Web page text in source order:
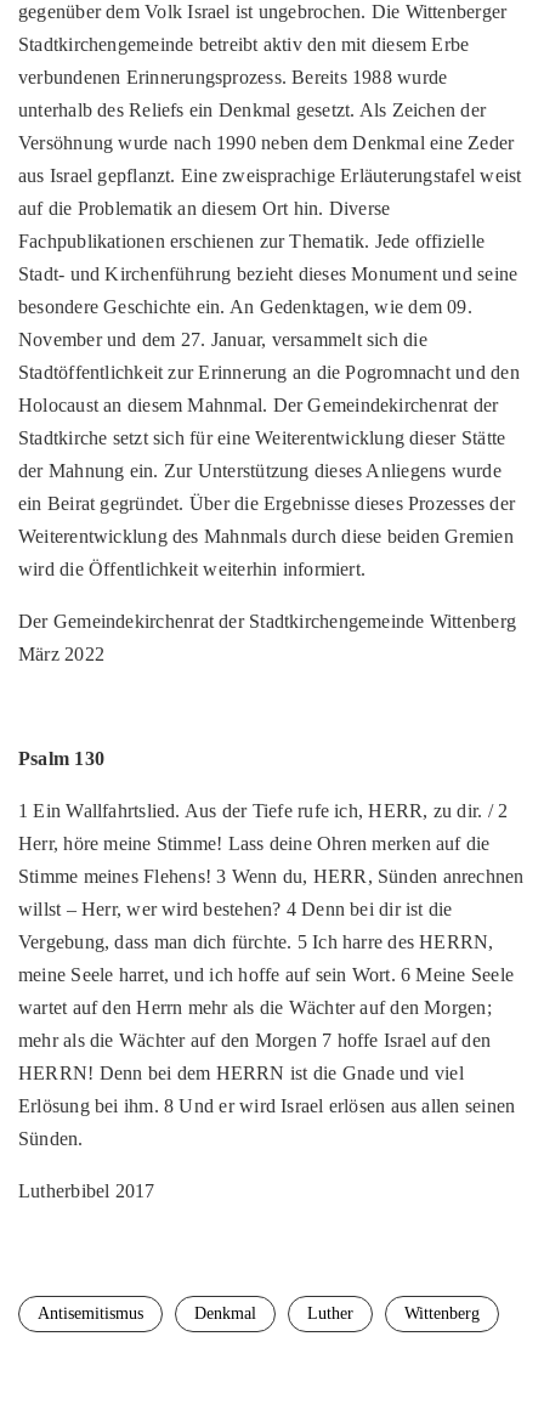
gegenüber dem Volk Israel ist ungebrochen. Die Wittenberger
Stadtkirchengemeinde betreibt aktiv den mit diesem Erbe
verbundenen Erinnerungsprozess. Bereits 1988 wurde
unterhalb des Reliefs ein Denkmal gesetzt. Als Zeichen der
Versöhnung wurde nach 1990 neben dem Denkmal eine Zeder
aus Israel gepflanzt. Eine zweisprachige Erläuterungstafel weist
auf die Problematik an diesem Ort hin. Diverse
Fachpublikationen erschienen zur Thematik. Jede offizielle
Stadt- und Kirchenführung bezieht dieses Monument und seine
besondere Geschichte ein. An Gedenktagen, wie dem 09.
November und dem 27. Januar, versammelt sich die
Stadtöffentlichkeit zur Erinnerung an die Pogromnacht und den
Holocaust an diesem Mahnmal. Der Gemeindekirchenrat der
Stadtkirche setzt sich für eine Weiterentwicklung dieser Stätte
der Mahnung ein. Zur Unterstützung dieses Anliegens wurde
ein Beirat gegründet. Über die Ergebnisse dieses Prozesses der
Weiterentwicklung des Mahnmals durch diese beiden Gremien
wird die Öffentlichkeit weiterhin informiert.
Der Gemeindekirchenrat der Stadtkirchengemeinde Wittenberg
März 2022
Psalm 130
1 Ein Wallfahrtslied. Aus der Tiefe rufe ich, HERR, zu dir. / 2
Herr, höre meine Stimme! Lass deine Ohren merken auf die
Stimme meines Flehens! 3 Wenn du, HERR, Sünden anrechnen
willst – Herr, wer wird bestehen? 4 Denn bei dir ist die
Vergebung, dass man dich fürchte. 5 Ich harre des HERRN,
meine Seele harret, und ich hoffe auf sein Wort. 6 Meine Seele
wartet auf den Herrn mehr als die Wächter auf den Morgen;
mehr als die Wächter auf den Morgen 7 hoffe Israel auf den
HERRN! Denn bei dem HERRN ist die Gnade und viel
Erlösung bei ihm. 8 Und er wird Israel erlösen aus allen seinen
Sünden.
Lutherbibel 2017
Antisemitismus Denkmal Luther Wittenberg